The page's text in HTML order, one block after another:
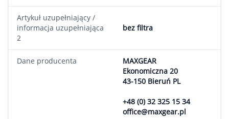
Artykuł uzupełniający /
informacja uzupełniająca
2
bez filtra
Dane producenta
MAXGEAR
Ekonomiczna 20
43-150 Bieruń PL
+48 (0) 32 325 15 34
office@maxgear.pl